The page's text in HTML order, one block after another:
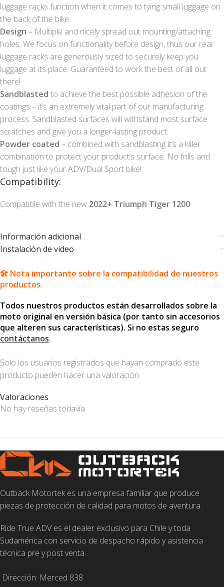
luggage racks function when it comes to tying small luggage on
the back of the bike.
Design – Multiple and nicely spread out mounting/attaching
holes. We focus on functionality before design, thus our rear
luggage racks are generously sized to securely keep you
luggage at its place. Guaranteed to work the best of all out
there!
Sandblasted to achieve the best possible adhesion of the
coatings – it’s an extremely vital part of our manufacturing
process. Sandblasted surfaces will withstand most surface
scratches and give you a longer-lasting product.
Powder coated – combined with sandblasting it’s a killer
combination to protect your product’s surface. No frills and
tough just like your ADV/Dual Sport bike!
Compatibility:
Compatible with the new 2022+ Triumph Tiger 1200
Información adicional
Instalación de video
🛠️ Nota importante sobre la compatibilidad de nuestros
productos.
Todos nuestros productos están desarrollados sobre la
moto original en versión básica (por tanto sin accesorios
que alteren sus características). Si no estas seguro
contáctanos.
Valoraciones
No hay reseñas todavía
Solo los usuarios registrados que hayan comprado este
producto pueden hacer una valoración.
Outback Motortek es una empresa familiar que produce
piezas de protección de calidad para motos de aventura.
Ride True ADV es el dealer exclusivo para Chile y toda
Sudamérica con servicio de despacho rápido y asistencia
técnica pre y post venta.
Dirección: Merced 838